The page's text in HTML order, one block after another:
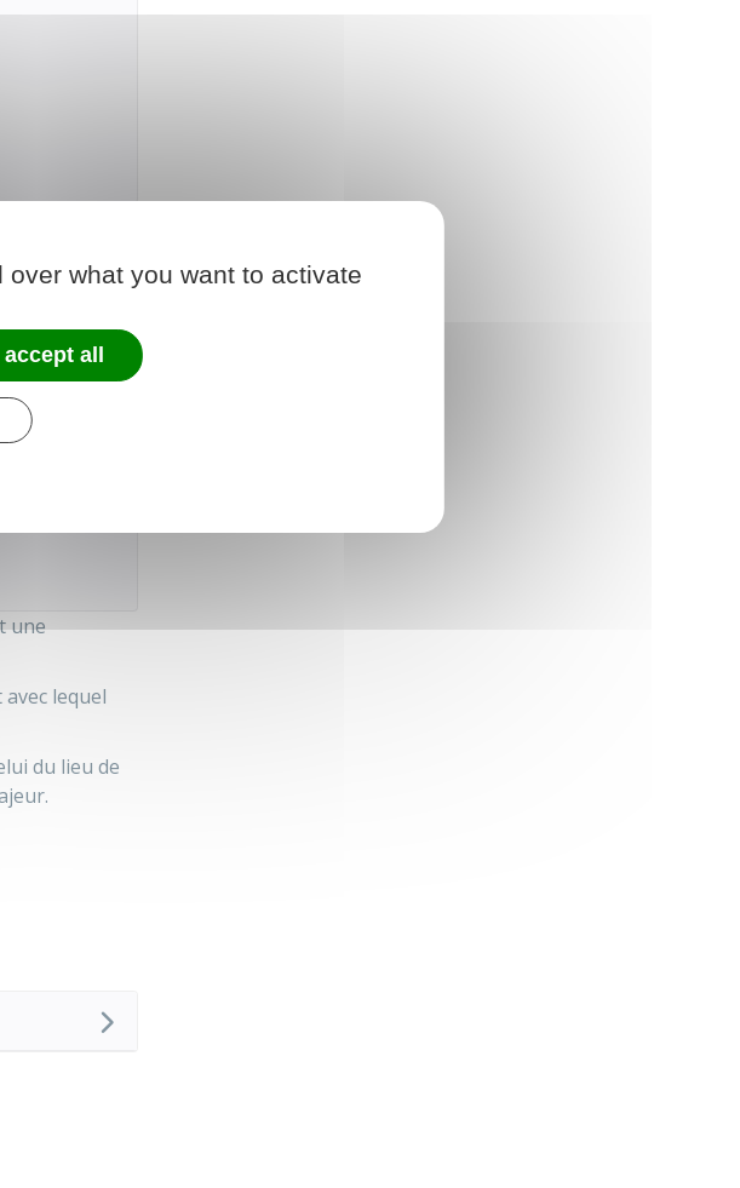
une
lequel
du lieu de
what you want to activate
accept all